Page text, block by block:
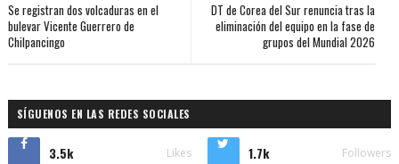
DT de Corea del Sur renuncia tras la
eliminación del equipo en la fase de
grupos del Mundial 2026
Se registran dos volcaduras en el
bulevar Vicente Guerrero de
Chilpancingo
SÍGUENOS EN LAS REDES SOCIALES
3.5k Likes 1.7k Followers